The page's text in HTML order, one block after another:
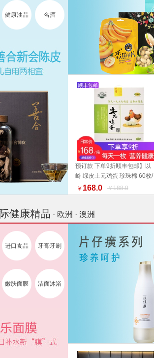
健康油品 名酒
预订款 下单9折顺丰包邮】以
岭 绿皮土元鸡蛋 珍珠棉 60枚/
箱【收到货之后尽快至冰箱贮
存】福利组合 好物推荐礼盒推
￥ 168.0 ￥188.0
健康精品 · 欧洲 · 澳洲
进口食品 牙膏牙刷
嫩肤面膜 洁面沐浴